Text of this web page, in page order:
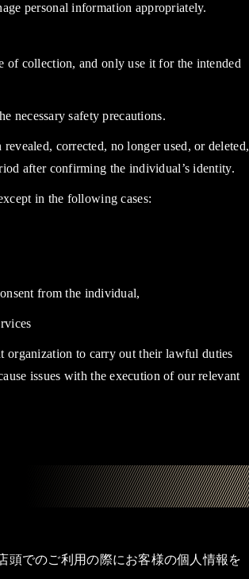
personal information appropriately.
of collection, and only use it for the intended
necessary safety precautions.
corrected, no longer used, or deleted,
after confirming the individual’s identity.
in the following cases:
from the individual,
organization to carry out their lawful duties
issues with the execution of our relevant
頭でのご利用の際にお客様の個人情報を